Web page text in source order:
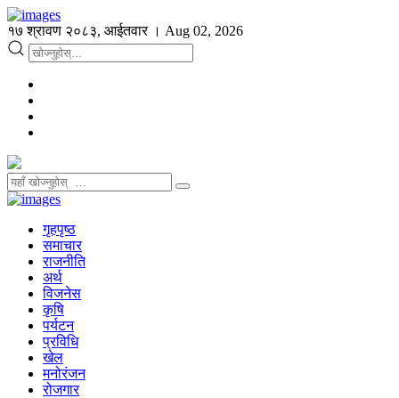
१७ श्रावण २०८३, आईतवार । Aug 02, 2026
गृहपृष्ठ
समाचार
राजनीति
अर्थ
विजनेस
कृषि
पर्यटन
प्रविधि
खेल
मनोरंजन
रोजगार